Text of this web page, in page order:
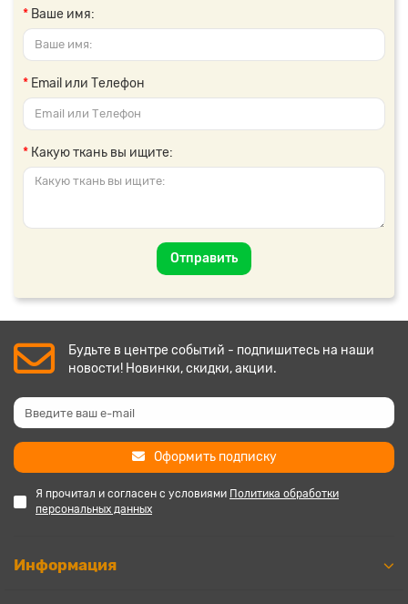
Ваше имя:
Email или Телефон
Какую ткань вы ищите:
Отправить
Будьте в центре событий - подпишитесь на наши
новости! Новинки, скидки, акции.
Оформить подписку
Я прочитал и согласен с условиями Политика обработки
персональных данных
Информация